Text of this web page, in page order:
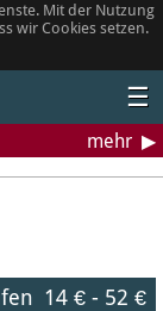
Mit der Nutzung
wir Cookies setzen.
☰
mehr
14 €- 52 €